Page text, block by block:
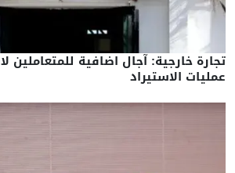
تجارة خارجية: آجال اضافية للمتعاملين
عمليات الاستيراد